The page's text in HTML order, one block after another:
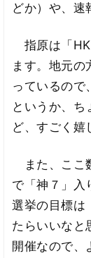
どか）や、速
指原は「
ます。地元の
っているので
というか、ち
ど、すごく嬉
また、ここ
で「神７」入
選挙の目標は
たらいいなと
開催なので、